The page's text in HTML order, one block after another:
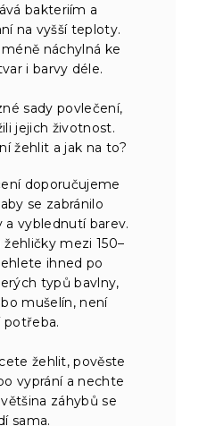
bakteriím a
na vyšší teploty.
náchylná ke
i barvy déle.
sady povlečení,
jejich životnost.
žehlit a jak na to?
doporučujeme
se zabránilo
vyblednutí barev.
mezi 150–
ihned po
typů bavlny,
mušelín, není
potřeba.
žehlit, pověste
vyprání a nechte
záhybů se
sama.